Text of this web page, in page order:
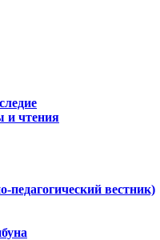
и чтения
вестник)